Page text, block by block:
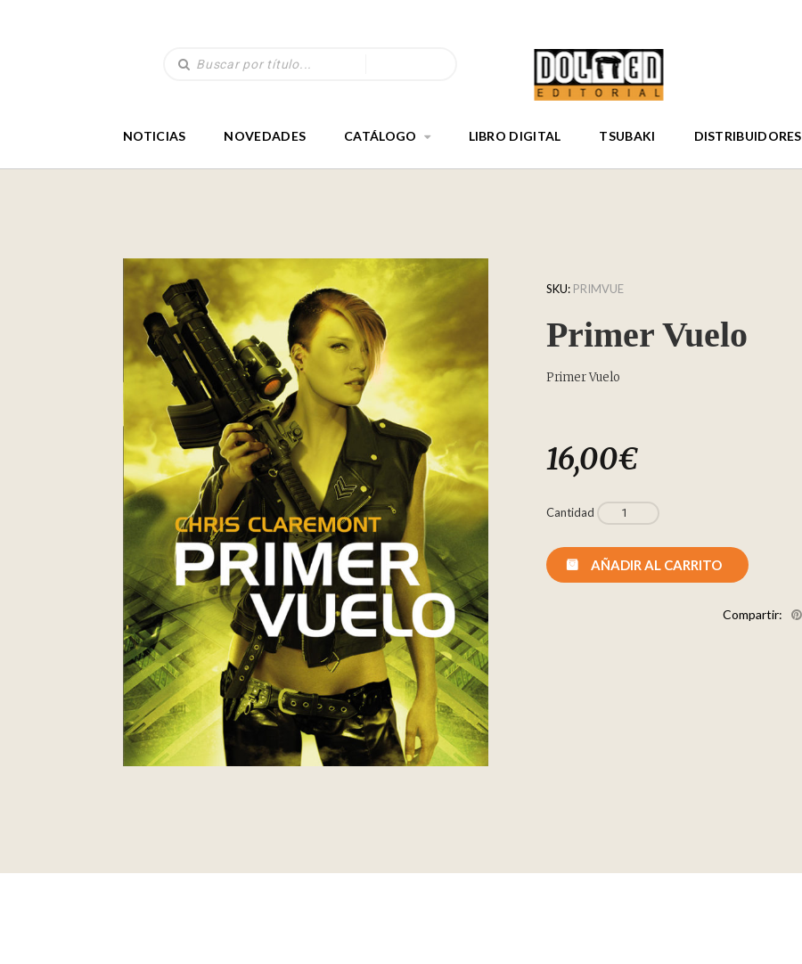
NOTICIAS NOVEDADES CATÁLOGO LIBRO DIGITAL TSUBAKI DISTRIBUIDORES
SKU: PRIMVUE
Primer Vuelo
Primer Vuelo
16,00€
Cantidad
AÑADIR AL CARRITO
Compartir: